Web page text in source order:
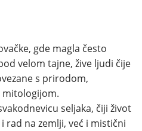
gde magla često
velom tajne, žive ljudi čije
s prirodom,
mitologijom.
seljaka, čiji život
rad na zemlji, već i mistični